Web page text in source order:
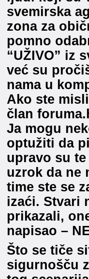
svemirska
zona za
pomno
“UŽIVO” iz
već su
nama u
Ako ste
član
Ja mogu
optužiti da
upravo su
uzrok da ne
time ste se
izaći. Stvari
prikazali,
napisao –
Što se tiče
sigurnošču